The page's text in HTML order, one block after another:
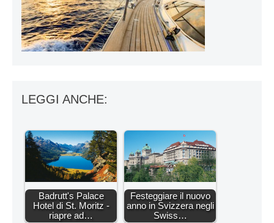
LEGGI ANCHE:
Badrutt's Palace
Hotel di St. Moritz -
riapre ad…
Festeggiare il nuovo
anno in Svizzera negli
Swiss…